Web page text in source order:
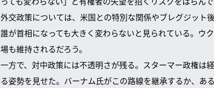
外交政策については、米国との特別な関係やブレグジット
誰が首相になっても大きく変わらないと見られている。ウ
場も維持されるだろう。
一方で、対中政策には不透明さが残る。スターマー政権は
る姿勢を見せた。バーナム氏がこの路線を継承するか、あ